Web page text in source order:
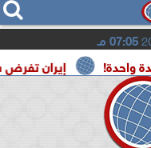
07:05 مـ
إيران تفرض